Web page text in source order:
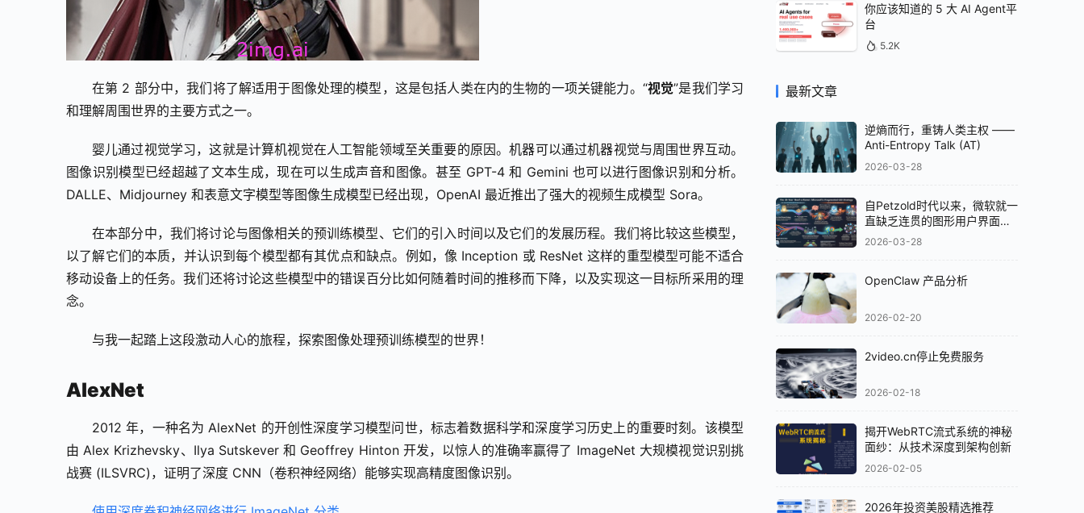
在第 2 部分中，我们将了解适用于图像处理的模型，这是包括人类在内的生物的一项关键能力。“视觉”是我们学习
和理解周围世界的主要方式之一。
婴儿通过视觉学习，这就是计算机视觉在人工智能领域至关重要的原因。机器可以通过机器视觉与周围世界互动。
图像识别模型已经超越了文本生成，现在可以生成声音和图像。甚至 GPT-4 和 Gemini 也可以进行图像识别和分析。
DALLE、Midjourney 和表意文字模型等图像生成模型已经出现，OpenAI 最近推出了强大的视频生成模型 Sora。
在本部分中，我们将讨论与图像相关的预训练模型、它们的引入时间以及它们的发展历程。我们将比较这些模型，
以了解它们的本质，并认识到每个模型都有其优点和缺点。例如，像 Inception 或 ResNet 这样的重型模型可能不适合
移动设备上的任务。我们还将讨论这些模型中的错误百分比如何随着时间的推移而下降，以及实现这一目标所采用的理
念。
与我一起踏上这段激动人心的旅程，探索图像处理预训练模型的世界！
AlexNet
2012 年，一种名为 AlexNet 的开创性深度学习模型问世，标志着数据科学和深度学习历史上的重要时刻。该模型
由 Alex Krizhevsky、Ilya Sutskever 和 Geoffrey Hinton 开发，以惊人的准确率赢得了 ImageNet 大规模视觉识别挑
战赛 (ILSVRC)，证明了深度 CNN（卷积神经网络）能够实现高精度图像识别。
你应该知道的 5 大 AI Agent平
台
5.2K
最新文章
逆熵而行，重铸人类主权 ——
Anti-Entropy Talk (AT)
2026-03-28
自Petzold时代以来，微软就一
直缺乏连贯的图形用户界面
（GUI）策略
2026-03-28
OpenClaw 产品分析
2026-02-20
2video.cn停止免费服务
2026-02-18
揭开WebRTC流式系统的神秘
面纱：从技术深度到架构创新
2026-02-05
2026年投资美股精选推荐